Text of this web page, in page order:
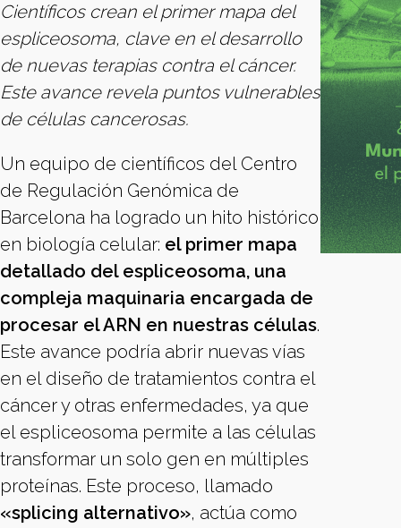
Científicos crean el primer mapa del
espliceosoma, clave en el desarrollo
de nuevas terapias contra el cáncer.
Este avance revela puntos vulnerables
de células cancerosas.
Un equipo de científicos del Centro
de Regulación Genómica de
Barcelona ha logrado un hito histórico
en biología celular: el primer mapa
detallado del espliceosoma, una
compleja maquinaria encargada de
procesar el ARN en nuestras células.
Este avance podría abrir nuevas vías
en el diseño de tratamientos contra el
cáncer y otras enfermedades, ya que
el espliceosoma permite a las células
transformar un solo gen en múltiples
proteínas. Este proceso, llamado
«splicing alternativo», actúa como